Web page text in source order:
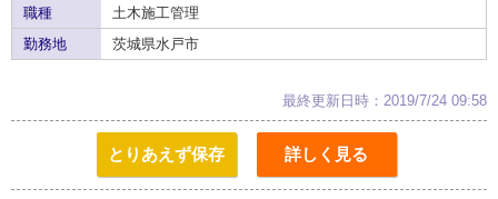
職種
土木施工管理
勤務地
茨城県水戸市
最終更新日時：2019/7/24 09:58
とりあえず保存 詳しく見る